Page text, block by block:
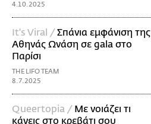
4.10.2025
It's Viral / Σπάνια εμφάνιση της
Αθηνάς Ωνάση σε gala στο
Παρίσι
THE LIFO TEAM
8.7.2025
Queertopia / Με νοιάζει τι
κάνεις στο κρεβάτι σου